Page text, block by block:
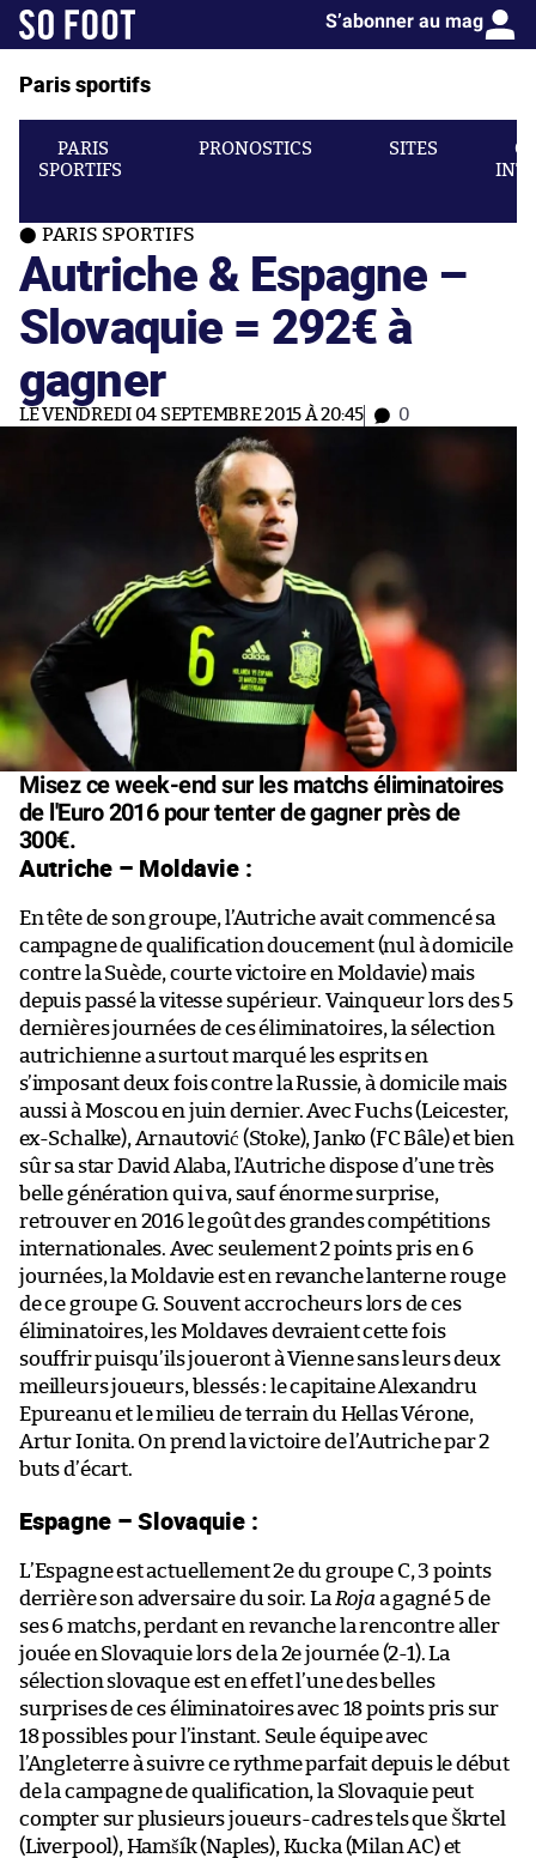
S’abonner au mag
Paris sportifs
PARIS
SPORTIFS
PRONOSTICS SITES
PARIS SPORTIFS
Autriche & Espagne –
Slovaquie = 292€ à
gagner
LE VENDREDI 04 SEPTEMBRE 2015 À 20:45 0
Misez ce week-end sur les matchs éliminatoires
de l'Euro 2016 pour tenter de gagner près de
300€.
Autriche – Moldavie :
En tête de son groupe, l’Autriche avait commencé sa
campagne de qualification doucement (nul à domicile
contre la Suède, courte victoire en Moldavie) mais
depuis passé la vitesse supérieur. Vainqueur lors des 5
dernières journées de ces éliminatoires, la sélection
autrichienne a surtout marqué les esprits en
s’imposant deux fois contre la Russie, à domicile mais
aussi à Moscou en juin dernier. Avec Fuchs (Leicester,
ex-Schalke), Arnautović (Stoke), Janko (FC Bâle) et bien
sûr sa star David Alaba, l’Autriche dispose d’une très
belle génération qui va, sauf énorme surprise,
retrouver en 2016 le goût des grandes compétitions
internationales. Avec seulement 2 points pris en 6
journées, la Moldavie est en revanche lanterne rouge
de ce groupe G. Souvent accrocheurs lors de ces
éliminatoires, les Moldaves devraient cette fois
souffrir puisqu’ils joueront à Vienne sans leurs deux
meilleurs joueurs, blessés : le capitaine Alexandru
Epureanu et le milieu de terrain du Hellas Vérone,
Artur Ionita. On prend la victoire de l’Autriche par 2
buts d’écart.
Espagne – Slovaquie :
L’Espagne est actuellement 2e du groupe C, 3 points
derrière son adversaire du soir. La Roja a gagné 5 de
ses 6 matchs, perdant en revanche la rencontre aller
jouée en Slovaquie lors de la 2e journée (2-1). La
sélection slovaque est en effet l’une des belles
surprises de ces éliminatoires avec 18 points pris sur
18 possibles pour l’instant. Seule équipe avec
l’Angleterre à suivre ce rythme parfait depuis le début
de la campagne de qualification, la Slovaquie peut
compter sur plusieurs joueurs-cadres tels que Škrtel
(Liverpool), Hamšík (Naples), Kucka (Milan AC) et